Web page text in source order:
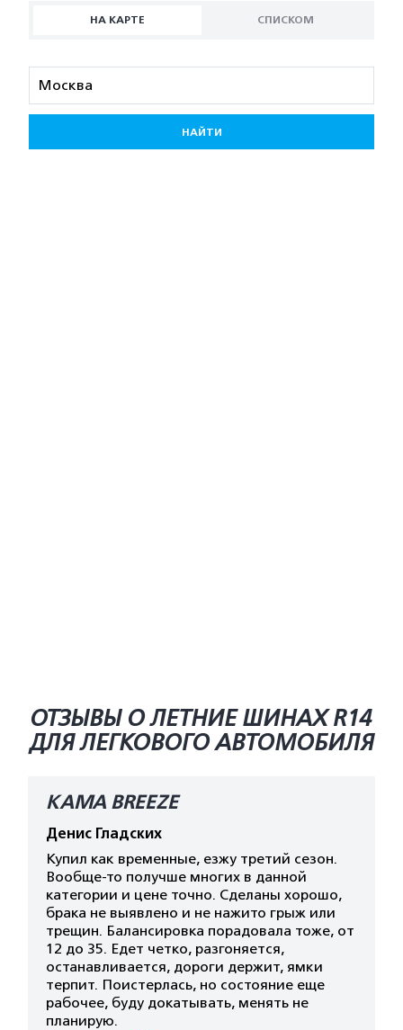
НА КАРТЕ СПИСКОМ
НАЙТИ
ОТЗЫВЫ О ЛЕТНИЕ ШИНАХ R14
ДЛЯ ЛЕГКОВОГО АВТОМОБИЛЯ
КАМА BREEZE
Денис Гладских
Купил как временные, езжу третий сезон.
Вообще-то получше многих в данной
категории и цене точно. Сделаны хорошо,
брака не выявлено и не нажито грыж или
трещин. Балансировка порадовала тоже, от
12 до 35. Едет четко, разгоняется,
останавливается, дороги держит, ямки
терпит. Поистерлась, но состояние еще
рабочее, буду докатывать, менять не
планирую.